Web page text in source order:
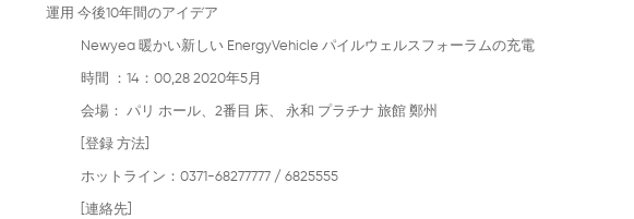
運用 今後10年間のアイデア
Newyea 暖かい新しい EnergyVehicle パイルウェルスフォーラムの充電
時間 ：14：00,28 2020年5月
会場： パリ ホール、2番目 床、 永和 プラチナ 旅館 鄭州
[登録 方法]
ホットライン：0371-68277777 / 6825555
[連絡先]